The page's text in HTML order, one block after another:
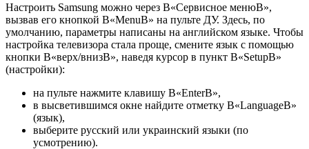
Настроить Samsung можно через В«Сервисное менюВ»,
вызвав его кнопкой В«MenuВ» на пульте ДУ. Здесь, по
умолчанию, параметры написаны на английском языке. Чтобы
настройка телевизора стала проще, смените язык с помощью
кнопки В«верх/внизВ», наведя курсор в пункт В«SetupВ»
(настройки):
на пульте нажмите клавишу В«EnterВ»,
в высветившимся окне найдите отметку В«LanguageВ»
(язык),
выберите русский или украинский языки (по
усмотрению).